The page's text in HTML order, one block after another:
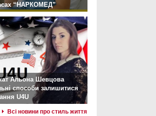
“НАРКОМЕД”
Альона Шевцова
способи залишитися
U4U
Всі новини про стиль життя